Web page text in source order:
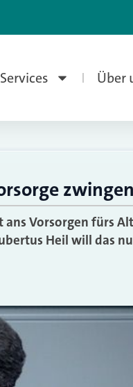
Services Über
zwingen
Vorsorgen fürs
Heil will das